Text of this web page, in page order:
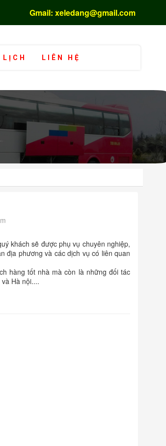
LỊCH LIÊN HỆ
Gmail: xeledang@gmail.com
khách sẽ được phụ vụ chuyên nghiệp,
địa phương và các dịch vụ có liên quan
hàng tốt nhà mà còn là những đối tác
Hà nội....